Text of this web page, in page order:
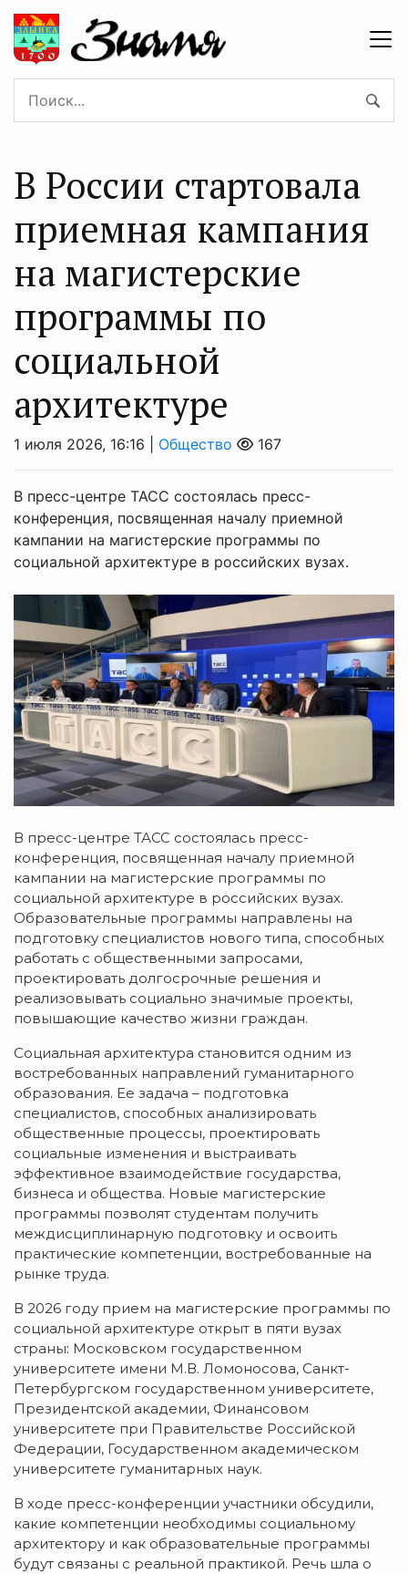
В России стартовала
приемная кампания
на магистерские
программы по
социальной
архитектуре
1 июля 2026, 16:16 | Общество 167
В пресс-центре ТАСС состоялась пресс-
конференция, посвященная началу приемной
кампании на магистерские программы по
социальной архитектуре в российских вузах.
В пресс-центре ТАСС состоялась пресс-
конференция, посвященная началу приемной
кампании на магистерские программы по
социальной архитектуре в российских вузах.
Образовательные программы направлены на
подготовку специалистов нового типа, способных
работать с общественными запросами,
проектировать долгосрочные решения и
реализовывать социально значимые проекты,
повышающие качество жизни граждан.
Социальная архитектура становится одним из
востребованных направлений гуманитарного
образования. Ее задача – подготовка
специалистов, способных анализировать
общественные процессы, проектировать
социальные изменения и выстраивать
эффективное взаимодействие государства,
бизнеса и общества. Новые магистерские
программы позволят студентам получить
междисциплинарную подготовку и освоить
практические компетенции, востребованные на
рынке труда.
В 2026 году прием на магистерские программы по
социальной архитектуре открыт в пяти вузах
страны: Московском государственном
университете имени М.В. Ломоносова, Санкт-
Петербургском государственном университете,
Президентской академии, Финансовом
университете при Правительстве Российской
Федерации, Государственном академическом
университете гуманитарных наук.
В ходе пресс-конференции участники обсудили,
какие компетенции необходимы социальному
архитектору и как образовательные программы
будут связаны с реальной практикой. Речь шла о